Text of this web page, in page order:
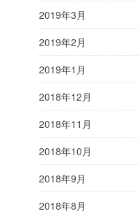
2019年3月
2019年2月
2019年1月
2018年12月
2018年11月
2018年10月
2018年9月
2018年8月